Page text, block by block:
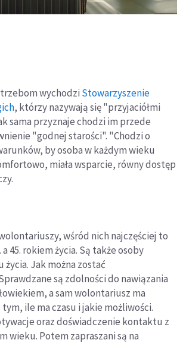
wychodzi Stowarzyszenie
, którzy nazywają się "przyjaciółmi
sama przyznaje chodzi im przede
"godnej starości". "Chodzi o
by osoba w każdym wieku
miała wsparcie, równy dostęp
wśród nich najczęściej to
45. rokiem życia. Są także osoby
życia. Jak można zostać
są zdolności do nawiązania
a sam wolontariusz ma
ile ma czasu i jakie możliwości.
oraz doświadczenie kontaktu z
wieku. Potem zapraszani są na